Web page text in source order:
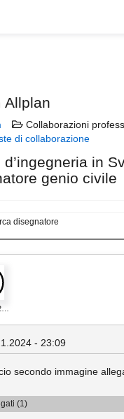
Allplan
Collaborazioni
di collaborazione
d’ingegneria in
genio civile
disegnatore
- 23:09
secondo immagine
(1)